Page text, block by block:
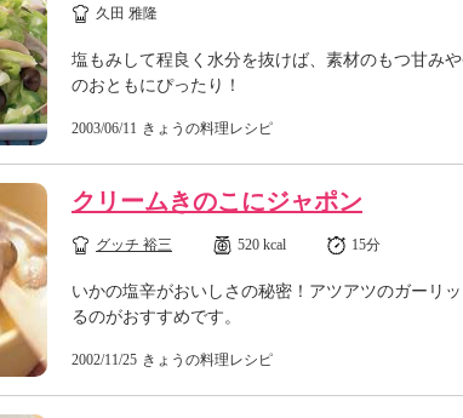
久田 雅隆
塩もみして程良く水分を抜けば、素材のもつ甘み
のおともにぴったり！
2003/06/11 きょうの料理レシピ
クリームきのこにジャポン
グッチ 裕三 520 kcal 15分
いかの塩辛がおいしさの秘密！アツアツのガーリ
るのがおすすめです。
2002/11/25 きょうの料理レシピ